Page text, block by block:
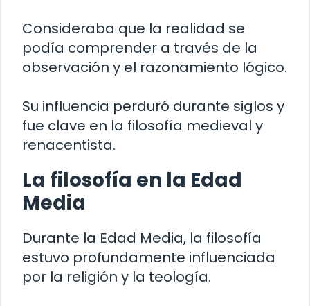
Consideraba que la realidad se
podía comprender a través de la
observación y el razonamiento lógico.
Su influencia perduró durante siglos y
fue clave en la filosofía medieval y
renacentista.
La filosofía en la Edad
Media
Durante la Edad Media, la filosofía
estuvo profundamente influenciada
por la religión y la teología.